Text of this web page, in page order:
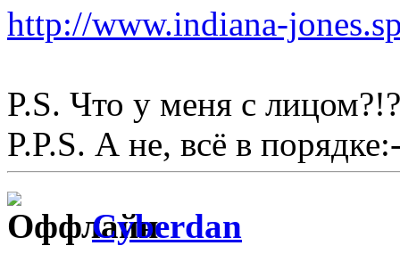
http://www.indiana-
P.S. Что у меня с
P.P.S. А не, всё в
Cyberdan